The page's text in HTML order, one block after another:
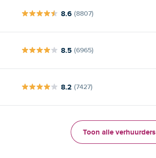
8.6 (8807)
8.5 (6965)
8.2 (7427)
Toon alle verhuurders